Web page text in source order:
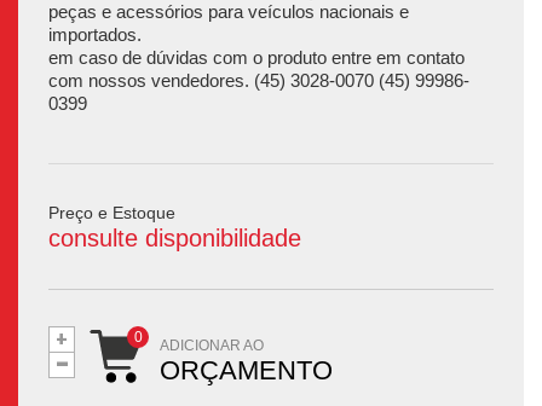
peças e acessórios para veículos nacionais e
importados.
em caso de dúvidas com o produto entre em contato
com nossos vendedores. (45) 3028-0070 (45) 99986-
0399
Preço e Estoque
consulte disponibilidade
+
- ADICIONAR AO
ORÇAMENTO